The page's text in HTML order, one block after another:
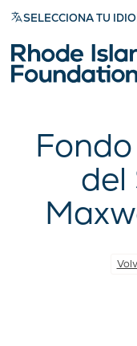
SELECCIONA TU
del